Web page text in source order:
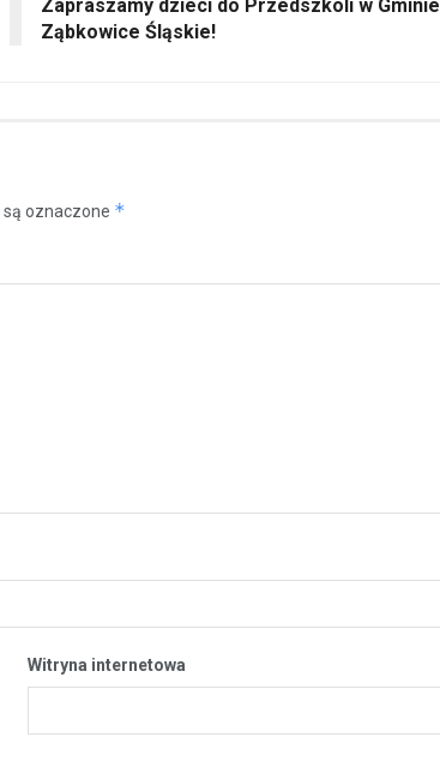
Zapraszamy dzieci do Przedszkoli w Gminie
Ząbkowice Śląskie!
oznaczone *
Witryna internetowa